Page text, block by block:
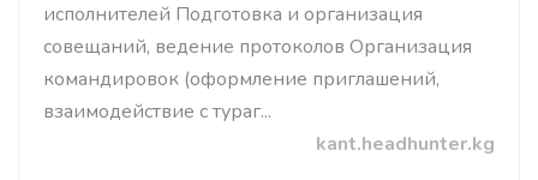
исполнителей Подготовка и организация
совещаний, ведение протоколов Организация
командировок (оформление приглашений,
взаимодействие с тураг...
kant.headhunter.kg